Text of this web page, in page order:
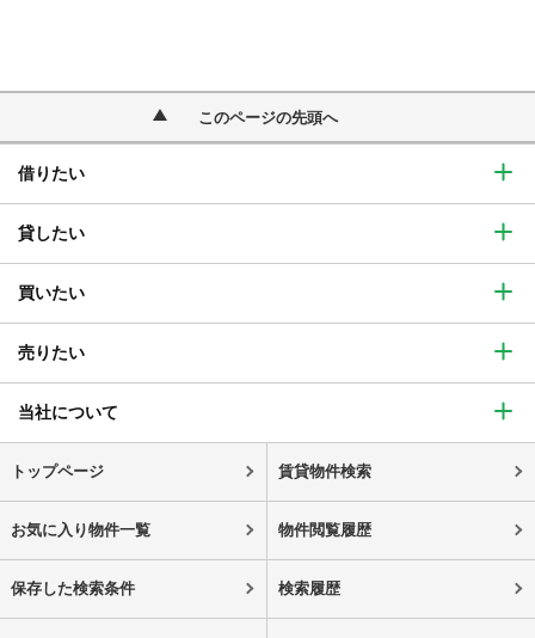
このページの先頭へ
借りたい
貸したい
買いたい
売りたい
当社について
トップページ 賃貸物件検索
お気に入り物件一覧 物件閲覧履歴
保存した検索条件 検索履歴